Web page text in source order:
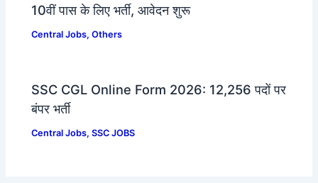
10वीं पास के लिए भर्ती, आवेदन शुरू
Central Jobs,Others
SSC CGL Online Form 2026: 12,256 पदों पर
बंपर भर्ती
Central Jobs,SSC JOBS